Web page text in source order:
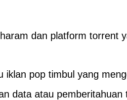
dan platform torrent
iklan pop timbul yang
data atau